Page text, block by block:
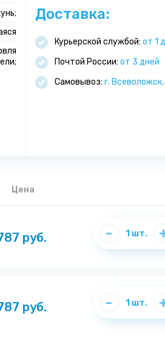
Доставка:
Курьерской службой: от 1
Почтой России: от 3 дней
Самовывоз: г.
Цена
руб. - 1 шт.
руб. - 1 шт.